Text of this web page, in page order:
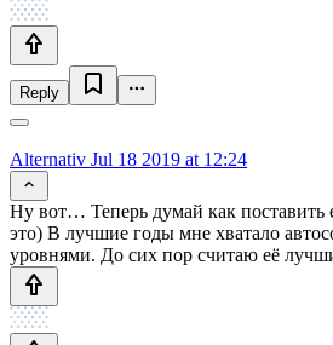
Reply
Alternativ Jul 18 2019 at 12:24
Ну вот… Теперь думай как поставить
это) В лучшие годы мне хватало
уровнями. До сих пор считаю её